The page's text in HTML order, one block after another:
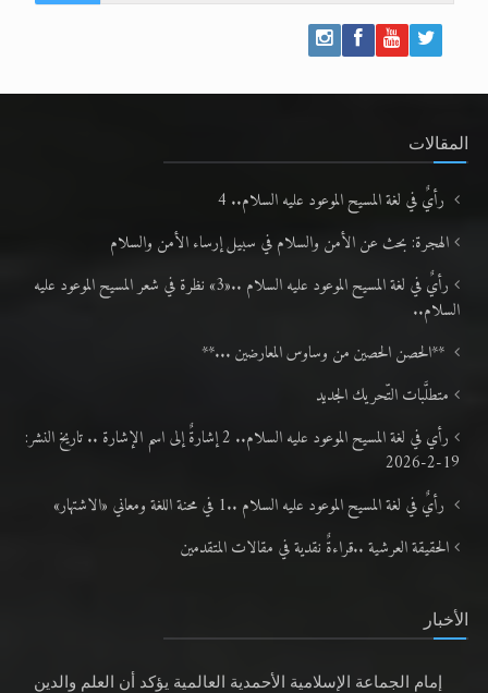
المقالات
رأيٌ في لغة المسيح الموعود عليه السلام.. 4
الهجرة: بحث عن الأمن والسلام في سبيل إرساء الأمن والسلام
رأيٌ في لغة المسيح الموعود عليه السلام ..«3» نظرة في شعر المسيح الموعود عليه
السلام..
**الحصن الحصين من وساوس المعارضين ...**
متطلَّبات التّحريك الجديد
رأي في لغة المسيح الموعود عليه السلام.. 2 إشارةٌ إلى اسم الإشارة .. تاريخ النشر:
19-2-2026
رأيٌ في لغة المسيح الموعود عليه السلام ..1 في محنة اللغة ومعاني «الاشتهار»
الحقيقة العرشية ..قراءةٌ نقدية في مقالات المتقدمين
الأخبار
إمام الجماعة الإسلامية الأحمدية العالمية يؤكد أن العلم والدين